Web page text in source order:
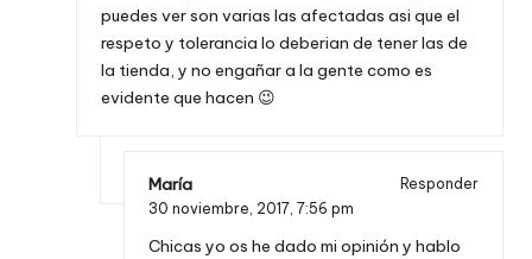
puedes ver son varias las afectadas asi que el
respeto y tolerancia lo deberian de tener las de
la tienda, y no engañar a la gente como es
evidente que hacen 😉
María
Responder
30 noviembre, 2017, 7:56 pm
Chicas yo os he dado mi opinión y hablo